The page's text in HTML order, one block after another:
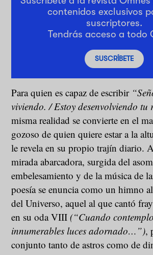
contenidos exclusivos
suscriptores.
Tendrás acceso a todo
SUSCRÍBETE
Para quien es capaz de escribir
viviendo. / Estoy desenvolviendo tu
misma realidad se convierte en el
gozoso de quien quiere estar a la
le revela en su propio trajín diario.
mirada abarcadora, surgida del
embelesamiento y de la música de
poesía se enuncia como un himno
del Universo, aquel al que cantó
en su oda VIII(“Cuando
innumerables luces adornado…”),
conjunto tanto de astros como de